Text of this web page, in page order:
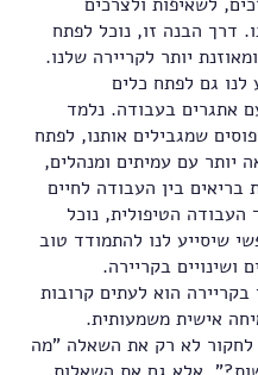
דרך הבנה זו, נוכל לפתח
יותר לקריירה שלנו.
לנו גם לפתח כלים
אתגרים בעבודה. נלמד
שמגבילים אותנו, לפתח
יותר עם עמיתים ומנהלים,
בריאים בין העבודה לחיים
העבודה הטיפולית, נוכל
שיסייע לנו להתמודד טוב
ושינויים בקריירה.
בקריירה הוא לעתים קרובות
אישית משמעותית.
לחקור לא רק את השאלה "מה